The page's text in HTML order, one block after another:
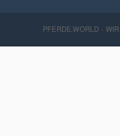
PFERDE.WORLD -